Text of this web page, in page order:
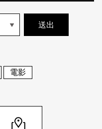
English
登入/註冊
電影